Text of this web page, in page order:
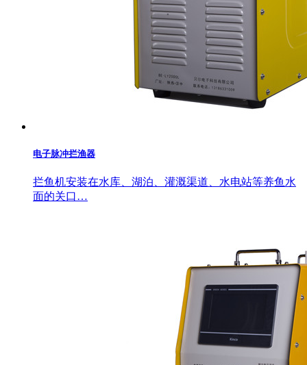
电子脉冲拦渔器
拦鱼机安装在水库、湖泊、灌溉渠道、水电站等养鱼水
面的关口…